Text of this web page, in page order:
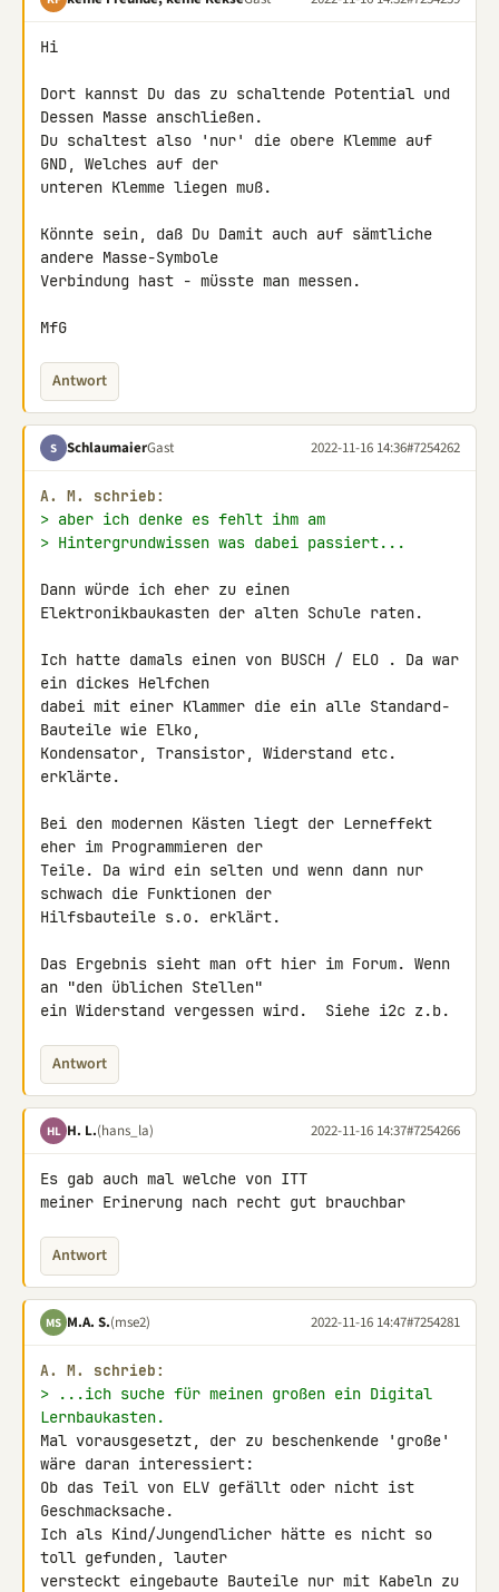
Hi
Dort kannst Du das zu schaltende Potential und
Dessen Masse anschließen.
Du schaltest also 'nur' die obere Klemme auf
GND, Welches auf der
unteren Klemme liegen muß.
Könnte sein, daß Du Damit auch auf sämtliche
andere Masse-Symbole
Verbindung hast - müsste man messen.
MfG
Antwort
S SchlaumaierGast 2022-11-16 14:36#7254262
A. M. schrieb:
> aber ich denke es fehlt ihm am
> Hintergrundwissen was dabei passiert...
Dann würde ich eher zu einen
Elektronikbaukasten der alten Schule raten.
Ich hatte damals einen von BUSCH / ELO . Da war
ein dickes Helfchen
dabei mit einer Klammer die ein alle Standard-
Bauteile wie Elko,
Kondensator, Transistor, Widerstand etc.
erklärte.
Bei den modernen Kästen liegt der Lerneffekt
eher im Programmieren der
Teile. Da wird ein selten und wenn dann nur
schwach die Funktionen der
Hilfsbauteile s.o. erklärt.
Das Ergebnis sieht man oft hier im Forum. Wenn
an "den üblichen Stellen"
ein Widerstand vergessen wird.  Siehe i2c z.b.
Antwort
HL H. L.(hans_la) 2022-11-16 14:37#7254266
Es gab auch mal welche von ITT
meiner Erinerung nach recht gut brauchbar
Antwort
MS M.A. S.(mse2) 2022-11-16 14:47#7254281
A. M. schrieb:
> ...ich suche für meinen großen ein Digital
Lernbaukasten.
Mal vorausgesetzt, der zu beschenkende 'große'
wäre daran interessiert:
Ob das Teil von ELV gefällt oder nicht ist
Geschmacksache.
Ich als Kind/Jungendlicher hätte es nicht so
toll gefunden, lauter
versteckt eingebaute Bauteile nur mit Kabeln zu